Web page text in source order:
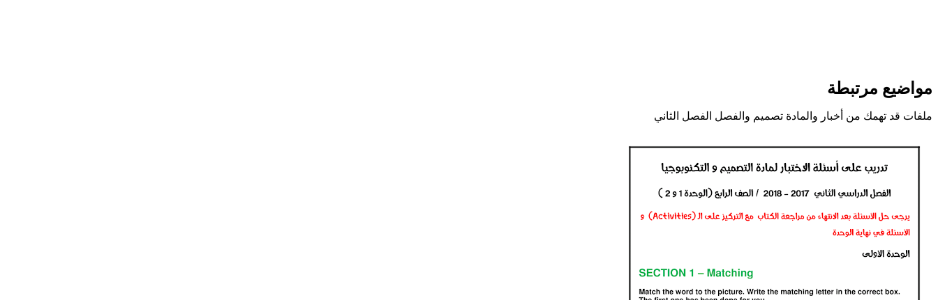
مواضيع مرتبطة
ملفات قد تهمك من أخبار والمادة تصميم والفصل الفصل الثاني